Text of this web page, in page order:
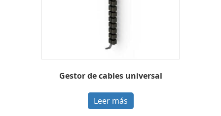
Gestor de cables universal
Leer más